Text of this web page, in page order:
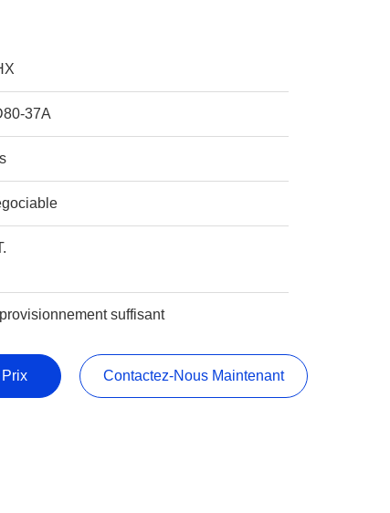
37A
suffisant
Contactez-Nous Maintenant